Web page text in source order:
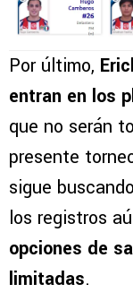
Por último,
entran en los
que no serán
presente
sigue
los registros
opciones de
limitadas.